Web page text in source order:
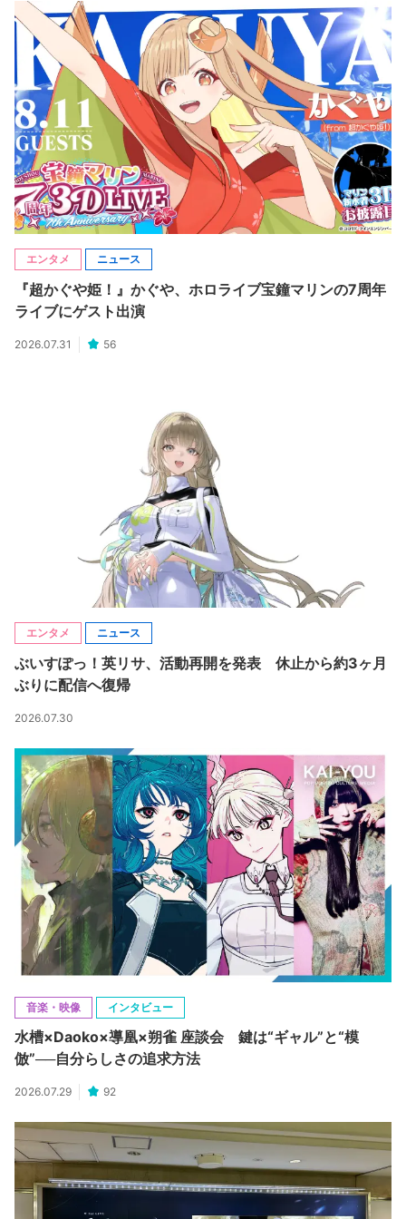
エンタメ ニュース
『超かぐや姫！』かぐや、ホロライブ宝鐘マリンの7周年
ライブにゲスト出演
2026.07.31 56
エンタメ ニュース
ぶいすぽっ！英リサ、活動再開を発表 休止から約3ヶ月
ぶりに配信へ復帰
2026.07.30
音楽・映像 インタビュー
水槽×Daoko×導凰×朔雀 座談会 鍵は“ギャル”と“模
倣”──自分らしさの追求方法
2026.07.29 92